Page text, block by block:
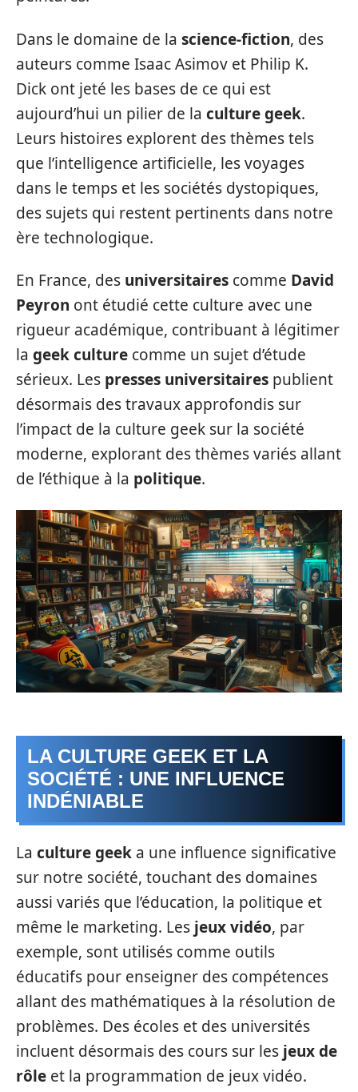
Dans le domaine de la science-fiction, des
auteurs comme Isaac Asimov et Philip K.
Dick ont jeté les bases de ce qui est
aujourd’hui un pilier de la culture geek.
Leurs histoires explorent des thèmes tels
que l’intelligence artificielle, les voyages
dans le temps et les sociétés dystopiques,
des sujets qui restent pertinents dans notre
ère technologique.
En France, des universitaires comme David
Peyron ont étudié cette culture avec une
rigueur académique, contribuant à légitimer
la geek culture comme un sujet d’étude
sérieux. Les presses universitaires publient
désormais des travaux approfondis sur
l’impact de la culture geek sur la société
moderne, explorant des thèmes variés allant
de l’éthique à la politique.
LA CULTURE GEEK ET LA
SOCIÉTÉ : UNE INFLUENCE
INDÉNIABLE
La culture geek a une influence significative
sur notre société, touchant des domaines
aussi variés que l’éducation, la politique et
même le marketing. Les jeux vidéo, par
exemple, sont utilisés comme outils
éducatifs pour enseigner des compétences
allant des mathématiques à la résolution de
problèmes. Des écoles et des universités
incluent désormais des cours sur les jeux de
rôle et la programmation de jeux vidéo.